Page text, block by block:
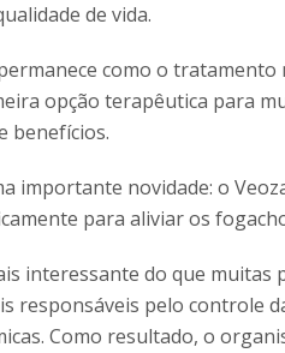
de vida.
como o tratamento
opção terapêutica para
benefícios.
importante novidade: o
para aliviar os
interessante do que muitas
responsáveis pelo controle
Como resultado, o